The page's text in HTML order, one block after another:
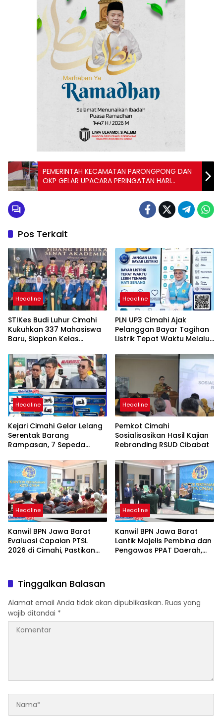
PEMERINTAH KECAMATAN PARONGPONG DAN
OKP GELAR UPACARA PERINGATAN HARI
SUMPAH PEMUDA
Pos Terkait
Headline
STIKes Budi Luhur Cimahi
Kukuhkan 337 Mahasiswa
Baru, Siapkan Kelas
Student Exchange ke
Filipina
Headline
PLN UP3 Cimahi Ajak
Pelanggan Bayar Tagihan
Listrik Tepat Waktu Melalui
Headline
Kejari Cimahi Gelar Lelang
Serentak Barang
Rampasan, 7 Sepeda
Siap Diburu Masyarakat
Headline
Pemkot Cimahi
Sosialisasikan Hasil Kajian
Rebranding RSUD Cibabat
Headline
Kanwil BPN Jawa Barat
Evaluasi Capaian PTSL
2026 di Cimahi, Pastikan
Headline
Kanwil BPN Jawa Barat
Lantik Majelis Pembina dan
Pengawas PPAT Daerah,
Tinggalkan Balasan
Alamat email Anda tidak akan dipublikasikan. Ruas yang
wajib ditandai *